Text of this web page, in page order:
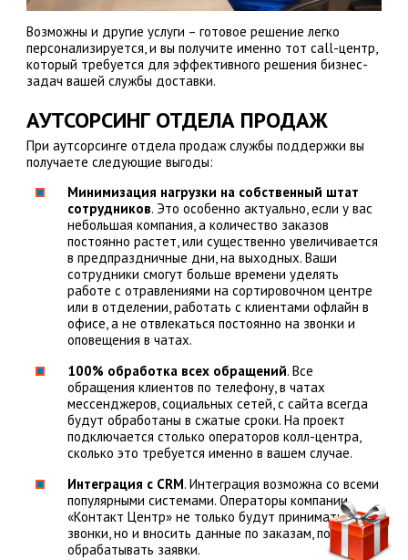
Возможны и другие услуги – готовое решение легко
персонализируется, и вы получите именно тот call-центр,
который требуется для эффективного решения бизнес-
задач вашей службы доставки.
АУТСОРСИНГ ОТДЕЛА ПРОДАЖ
При аутсорсинге отдела продаж службы поддержки вы
получаете следующие выгоды:
Минимизация нагрузки на собственный штат
сотрудников. Это особенно актуально, если у вас
небольшая компания, а количество заказов
постоянно растет, или существенно увеличивается
в предпраздничные дни, на выходных. Ваши
сотрудники смогут больше времени уделять
работе с отравлениями на сортировочном центре
или в отделении, работать с клиентами офлайн в
офисе, а не отвлекаться постоянно на звонки и
оповещения в чатах.
100% обработка всех обращений. Все
обращения клиентов по телефону, в чатах
мессенджеров, социальных сетей, с сайта всегда
будут обработаны в сжатые сроки. На проект
подключается столько операторов колл-центра,
сколько это требуется именно в вашем случае.
Интеграция с CRM. Интеграция возможна со всеми
популярными системами. Операторы компании
«Контакт Центр» не только будут принимать
звонки, но и вносить данные по заказам, полностью
обрабатывать заявки.